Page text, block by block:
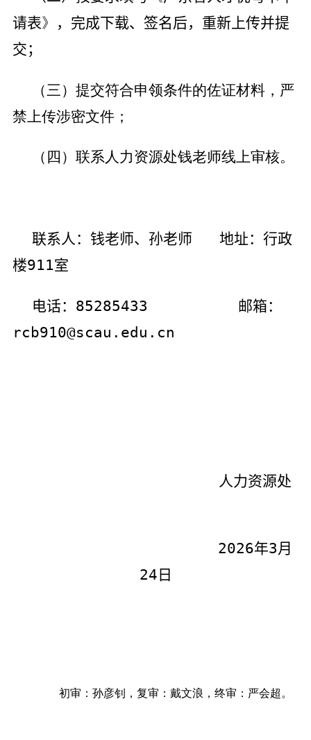
请表》 ，完成下载、签名后，重新上传并提
交；
（三）提交符合申领条件的佐证材料，严
禁上传涉密文件；
（四）联系人力资源处钱老师线上审核。
联系人：钱老师、孙老师 地址：行政
楼911室
电话： 85285433 邮箱：
rcb910@scau.edu.cn
人力资源处
2026年3月
24 日
初审：孙彦钊，复审：戴文浪，终审：严会超。